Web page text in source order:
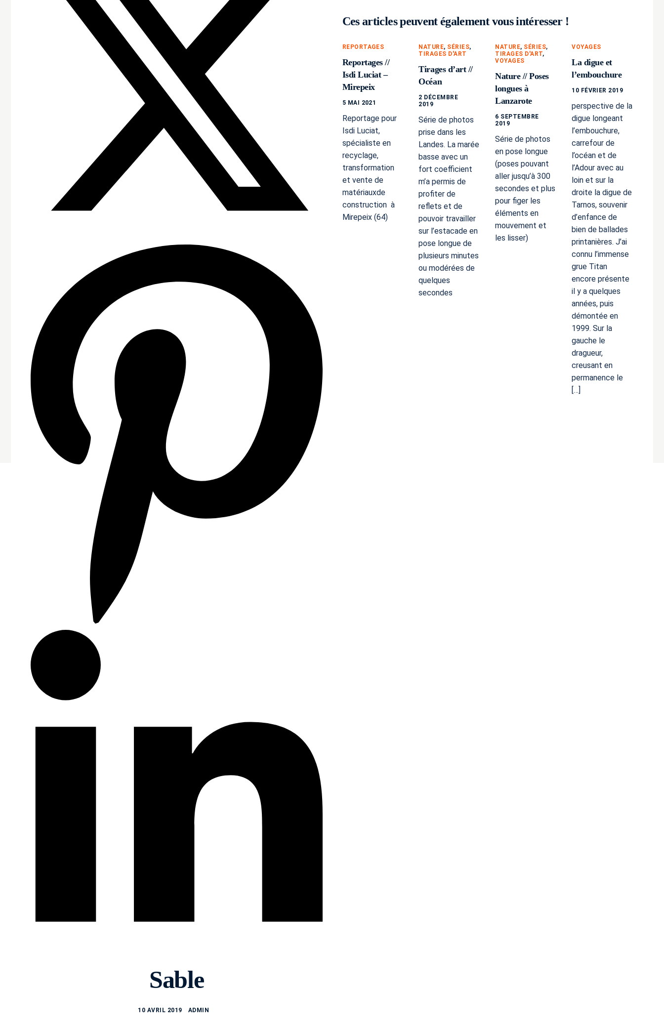
Sable
10 AVRIL 2019 ADMIN
Ces articles peuvent également vous intéresser !
REPORTAGES
Reportages //
Isdi Luciat –
Mirepeix
5 MAI 2021
Reportage pour
Isdi Luciat,
spécialiste en
recyclage,
transformation
et vente de
matériauxde
construction à
Mirepeix (64)
NATURE, SÉRIES,
TIRAGES D'ART
Tirages d’art //
Océan
2 DÉCEMBRE
2019
Série de photos
prise dans les
Landes. La marée
basse avec un
fort coefficient
m’a permis de
profiter de
reflets et de
pouvoir travailler
sur l’estacade en
pose longue de
plusieurs minutes
ou modérées de
quelques
secondes
NATURE, SÉRIES,
TIRAGES D'ART,
VOYAGES
Nature // Poses
longues à
Lanzarote
6 SEPTEMBRE
2019
Série de photos
en pose longue
(poses pouvant
aller jusqu’à 300
secondes et plus
pour figer les
éléments en
mouvement et
les lisser)
VOYAGES
La digue et
l’embouchure
10 FÉVRIER 2019
perspective de la
digue longeant
l’embouchure,
carrefour de
l’océan et de
l’Adour avec au
loin et sur la
droite la digue de
Tarnos, souvenir
d’enfance de
bien de ballades
printanières. J’ai
connu l’immense
grue Titan
encore présente
il y a quelques
années, puis
démontée en
1999. Sur la
gauche le
dragueur,
creusant en
permanence le
[…]